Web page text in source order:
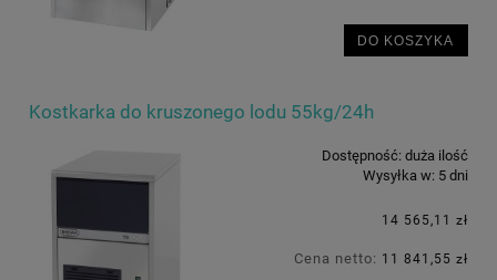
DO KOSZYKA
Kostkarka do kruszonego lodu 55kg/24h
Dostępność: duża ilość
Wysyłka w: 5 dni
14 565,11 zł
Cena netto: 11 841,55 zł